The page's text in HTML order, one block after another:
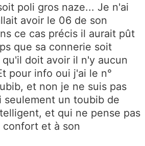
poli gros naze... Je n'ai
avoir le 06 de son
ce cas précis il aurait pût
que sa connerie soit
doit avoir il n'y aucun
pour info oui j'ai le n°
et non je ne suis pas
seulement un toubib de
et qui ne pense pas
confort et à son